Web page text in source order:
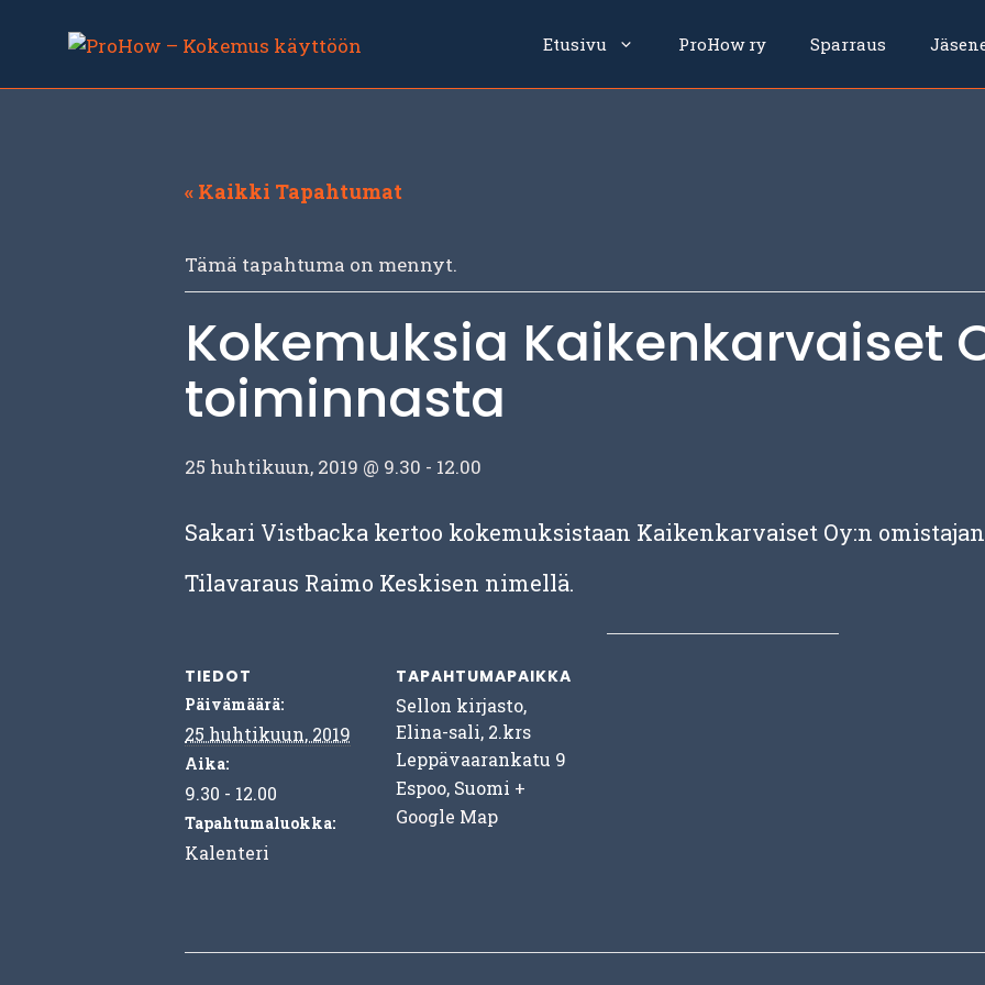
sisältöön
Etusivu ProHow ry Sparraus
« Kaikki Tapahtumat
Tämä tapahtuma on mennyt.
Kokemuksia Kaikenkarvaiset
toiminnasta
25 huhtikuun, 2019 @ 9.30 - 12.00
Sakari Vistbacka kertoo kokemuksistaan Kaikenkarvaiset Oy:n
Tilavaraus Raimo Keskisen nimellä.
TIEDOT
Päivämäärä:
25 huhtikuun, 2019
Aika:
9.30 - 12.00
Tapahtumaluokka:
Kalenteri
TAPAHTUMAPAIKKA
Sellon kirjasto,
Elina-sali, 2.krs
Leppävaarankatu 9
Espoo, Suomi +
Google Map